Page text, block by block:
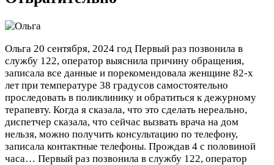
Ольга 20 сентября, 2024 год Первый раз позвонила в
службу 122, оператор выяснила причину обращения,
записала все данные и порекомендовала женщине 82-х
лет при температуре 38 градусов самостоятельно
проследовать в поликлинику и обратиться к дежурному
терапевту. Когда я сказала, что это сделать нереально,
диспетчер сказала, что сейчас вызвать врача на дом
нельзя, можно получить консультацию по телефону,
записала контактные телефоны. Прождав 4 с половиной
часа… Первый раз позвонила в службу 122, оператор